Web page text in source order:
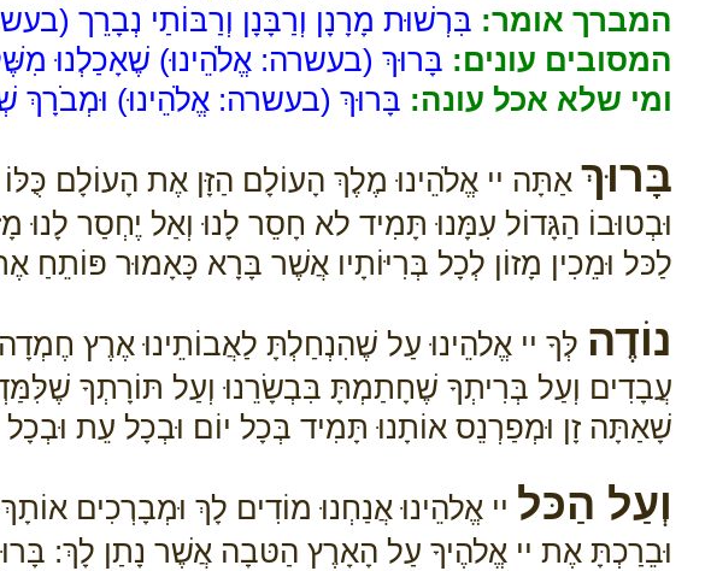
המברך אומר: בִּרְשׁוּת מָרָנָן וְרַבָּנָן וְרַבּוֹתַי נְבָרֵך
המסובים עונים: בָּרוּךְ (בעשרה: אֱלֹהֵינוּ) שֶׁאָכַלְנוּ
ומי שלא אכל עונה: בָּרוּךְ (בעשרה: אֱלֹהֵינוּ) וּמְבֹרָךְ
בָּרוּךְ אַתָּה יי אֱלֹהֵינוּ מֶלֶךְ הָעוֹלָם הַזָּן אֶת הָעוֹלָם
וּבְטוּבוֹ הַגָּדוֹל עִמָּנוּ תָּמִיד לא חָסֵר לָנוּ וְאַל יֶחְסַר לָנוּ
לַכּל וּמֵכִין מָזוֹן לְכָל בְּרִיּוֹתָיו אֲשֶׁר בָּרָא כָּאָמוּר פּוֹתֵחַ
נוֹדֶה לְּךָ יי אֱלהֵינוּ עַל שֶׁהִנְחַלְתָּ לַאֲבוֹתֵינוּ אֶרֶץ
עֲבָדִים וְעַל בְּרִיתְךָ שֶׁחָתַמְתָּ בִּבְשָׂרֵנוּ וְעַל תּוֹרָתְךָ
שָׁאַתָּה זָן וּמְפַרְנֵס אוֹתָנוּ תָּמִיד בְּכָל יוֹם וּבְכָל עֵת
וְעַל הַכּל יי אֱלהֵינוּ אֲנַחְנוּ מוֹדִים לָךְ וּמְבָרְכִים
וּבֵרַכְתָּ אֶת יי אֱלהֶיךָ עַל הָאָרֶץ הַטּבָה אֲשֶׁר נָתַן לָךְ: